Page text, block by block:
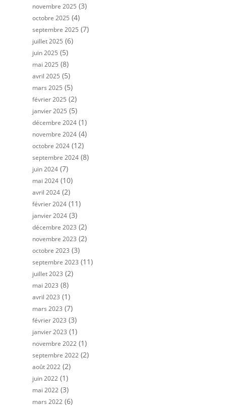
novembre 2025 (3)
octobre 2025 (4)
septembre 2025 (7)
juillet 2025 (6)
juin 2025 (5)
mai 2025 (8)
avril 2025 (5)
mars 2025 (5)
février 2025 (2)
janvier 2025 (5)
décembre 2024 (1)
novembre 2024 (4)
octobre 2024 (12)
septembre 2024 (8)
juin 2024 (7)
mai 2024 (10)
avril 2024 (2)
février 2024 (11)
janvier 2024 (3)
décembre 2023 (2)
novembre 2023 (2)
octobre 2023 (3)
septembre 2023 (11)
juillet 2023 (2)
mai 2023 (8)
avril 2023 (1)
mars 2023 (7)
février 2023 (3)
janvier 2023 (1)
novembre 2022 (1)
septembre 2022 (2)
août 2022 (2)
juin 2022 (1)
mai 2022 (3)
mars 2022 (6)